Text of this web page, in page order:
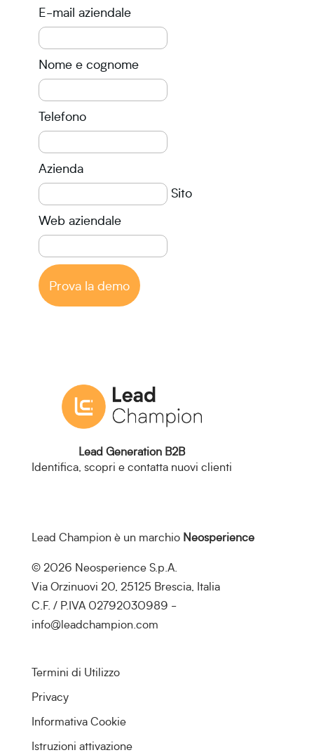
E-mail aziendale
Nome e cognome
Telefono
Azienda
Sito
Web aziendale
Prova la demo
Lead Generation B2B
Identifica, scopri e contatta nuovi clienti
Lead Champion è un marchio Neosperience
© 2026 Neosperience S.p.A.
Via Orzinuovi 20, 25125 Brescia, Italia
C.F. / P.IVA 02792030989 -
info@leadchampion.com
Termini di Utilizzo
Privacy
Informativa Cookie
Istruzioni attivazione